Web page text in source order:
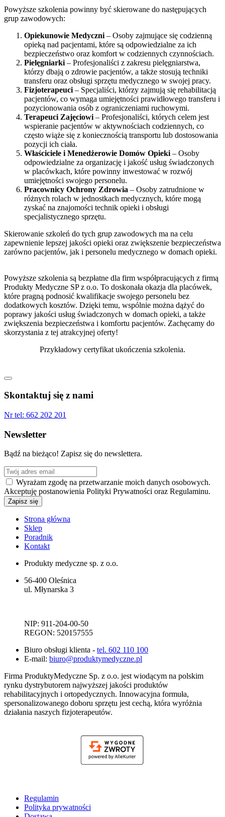
Powyższe szkolenia powinny być skierowane do następujących
grup zawodowych:
Opiekunowie Medyczni– Osoby zajmujące się codzienną
opieką nad pacjentami, które są odpowiedzialne za ich
bezpieczeństwo oraz komfort w codziennych czynnościach.
Pielęgniarki– Profesjonaliści z zakresu pielęgniarstwa,
którzy dbają o zdrowie pacjentów, a także stosują techniki
transferu oraz obsługi sprzętu medycznego w swojej pracy.
Fizjoterapeuci– Specjaliści, którzy zajmują się rehabilitacją
pacjentów, co wymaga umiejętności prawidłowego transferu i
pozycionowania osób z ograniczeniami ruchowymi.
Terapeuci Zajęciowi– Profesjonaliści, których celem jest
wspieranie pacjentów w aktywnościach codziennych, co
często wiąże się z koniecznością transportu lub dostosowania
pozycji ich ciała.
Właściciele i Menedżerowie Domów Opieki– Osoby
odpowiedzialne za organizację i jakość usług świadczonych
w placówkach, które powinny inwestować w rozwój
umiejętności swojego personelu.
Pracownicy Ochrony Zdrowia – Osoby zatrudnione w
różnych rolach w jednostkach medycznych, które mogą
zyskać na znajomości technik opieki i obsługi
specjalistycznego sprzętu.
Skierowanie szkoleń do tych grup zawodowych ma na celu
zapewnienie lepszej jakości opieki oraz zwiększenie bezpieczeństwa
zarówno pacjentów, jak i personelu medycznego w domach opieki.
Powyższe szkolenia są bezpłatne dla firm współpracujących z firmą
Produkty Medyczne SP z o.o. To doskonała okazja dla placówek,
które pragną podnosić kwalifikacje swojego personelu bez
dodatkowych kosztów. Dzięki temu, wspólnie można dążyć do
poprawy jakości usług świadczonych w domach opieki, a także
zwiększenia bezpieczeństwa i komfortu pacjentów. Zachęcamy do
skorzystania z tej atrakcyjnej oferty!
Przykładowy certyfikat ukończenia szkolenia.
Skontaktuj się z nami
Nr tel: 662 202 201
Newsletter
Bądź na bieżąco! Zapisz się do newslettera.
Wyrażam zgodę na przetwarzanie moich danych osobowych.
Akceptuję postanowienia Polityki Prywatności oraz Regulaminu.
Strona główna
Sklep
Poradnik
Kontakt
Produkty medyczne sp. z o.o.
56-400 Oleśnica
ul. Młynarska 3
NIP: 911-204-00-50
REGON: 520157555
Biuro obsługi klienta - tel. 602 110 100
E-mail: biuro@produktymedyczne.pl
Firma ProduktyMedyczne Sp. z o.o. jest wiodącym na polskim
rynku dystrybutorem najwyższej jakości produktów
rehabilitacyjnych i ortopedycznych. Innowacyjna formuła,
spersonalizowanego doboru sprzętu jest cechą, która wyróżnia
działania naszych fizjoterapeutów.
Regulamin
Polityka prywatności